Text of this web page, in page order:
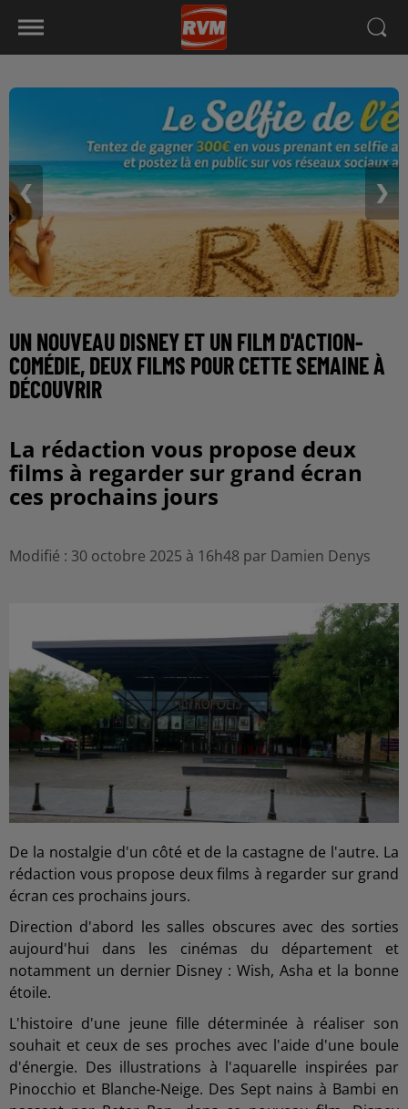
❮ ❯
UN NOUVEAU DISNEY ET UN FILM D'ACTION-
COMÉDIE, DEUX FILMS POUR CETTE SEMAINE À
DÉCOUVRIR
La rédaction vous propose deux
films à regarder sur grand écran
ces prochains jours
Modifié : 30 octobre 2025 à 16h48 par Damien Denys
De la nostalgie d'un côté et de la castagne de l'autre. La
rédaction vous propose deux films à regarder sur grand
écran ces prochains jours.
Direction d'abord les salles obscures avec des sorties
aujourd'hui dans les cinémas du département et
notamment un dernier Disney : Wish, Asha et la bonne
étoile.
L'histoire d'une jeune fille déterminée à réaliser son
souhait et ceux de ses proches avec l'aide d'une boule
d'énergie. Des illustrations à l'aquarelle inspirées par
Pinocchio et Blanche-Neige. Des Sept nains à Bambi en